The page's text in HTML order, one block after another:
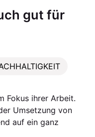
gut für
Fokus ihrer Arbeit.
Umsetzung von
auf ein ganz